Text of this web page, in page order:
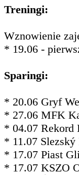
Treningi:
Wznowienie
* 19.06 -
Sparingi:
* 20.06 Gryf
* 27.06 MFK
* 04.07 Rekord
* 11.07 Slezský
* 17.07 Piast
* 17.07 KSZO